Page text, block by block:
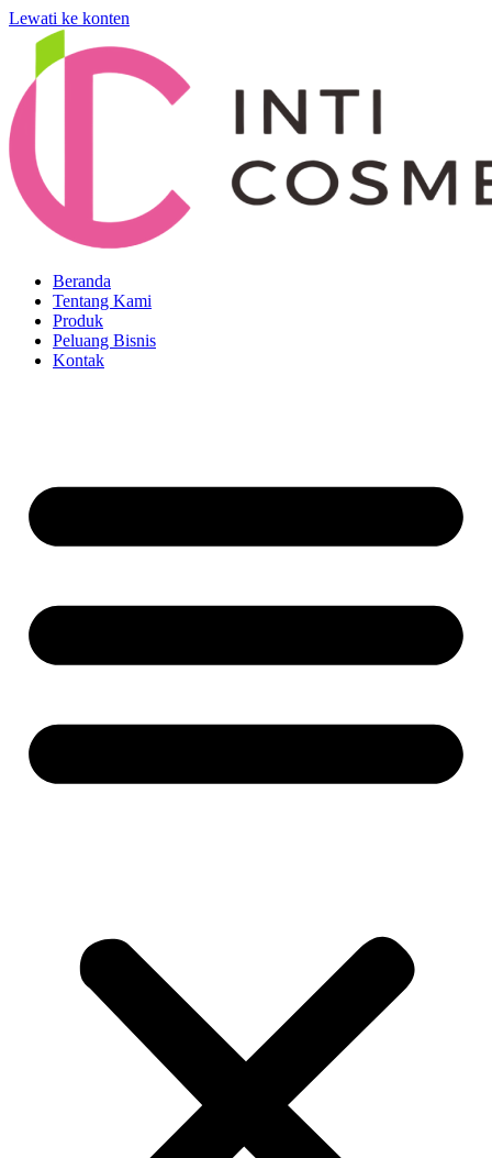
Lewati ke konten
Beranda
Tentang Kami
Produk
Peluang Bisnis
Kontak